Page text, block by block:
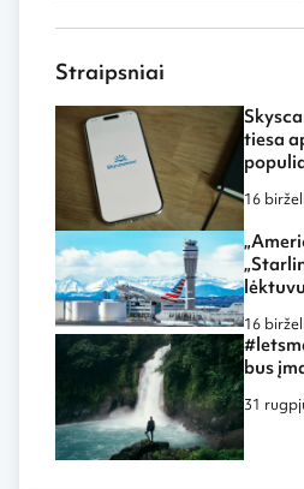
Straipsniai
tiesa
16
dar
biure
16
bus
31